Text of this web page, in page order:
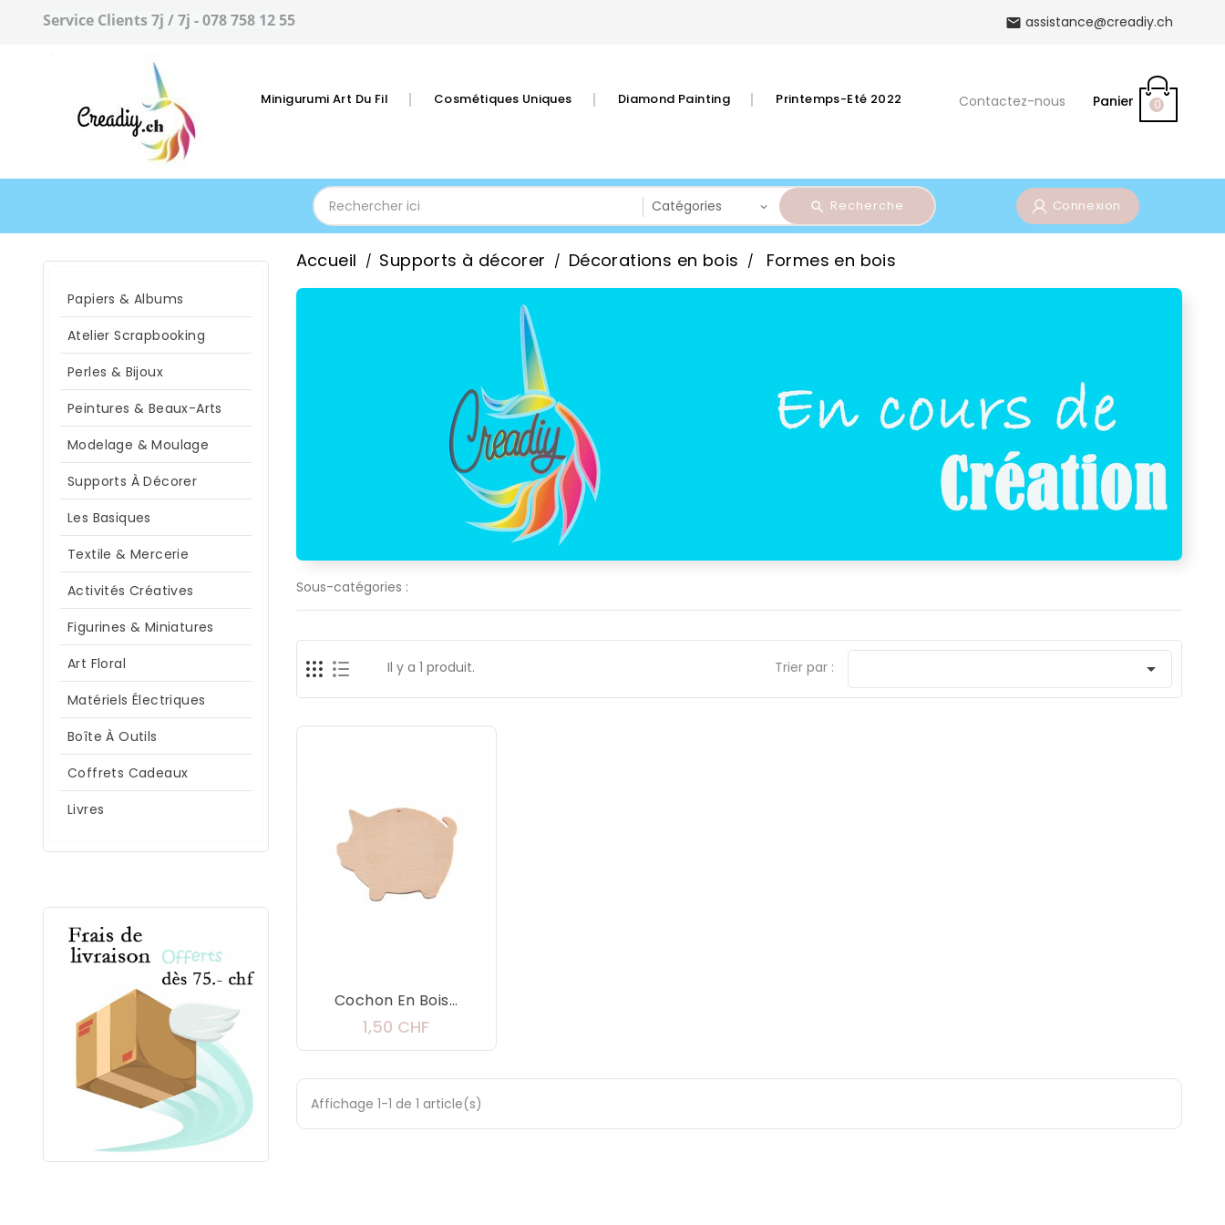
Service Clients 7j / 7j - 078 758 12 55  assistance@creadiy.ch
Panier 0
Contactez-nous
Minigurumi Art Du Fil Cosmétiques Uniques Diamond Painting Printemps-Eté 2022
Connexion
Recherche
Papiers & Albums
Atelier Scrapbooking
Perles & Bijoux
Peintures & Beaux-Arts
Modelage & Moulage
Supports À Décorer
Les Basiques
Textile & Mercerie
Activités Créatives
Figurines & Miniatures
Art Floral
Matériels Électriques
Boîte À Outils
Coffrets Cadeaux
Livres
Accueil Supports à décorer Décorations en bois Formes en bois
Sous-catégories :
Il y a 1 produit. Trier par : 
Cochon En Bois...
1,50 CHFPrix
Affichage 1-1 de 1 article(s)